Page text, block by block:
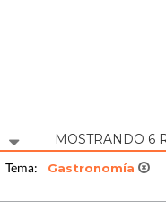
MOSTRANDO 6
Tema: Gastronomía